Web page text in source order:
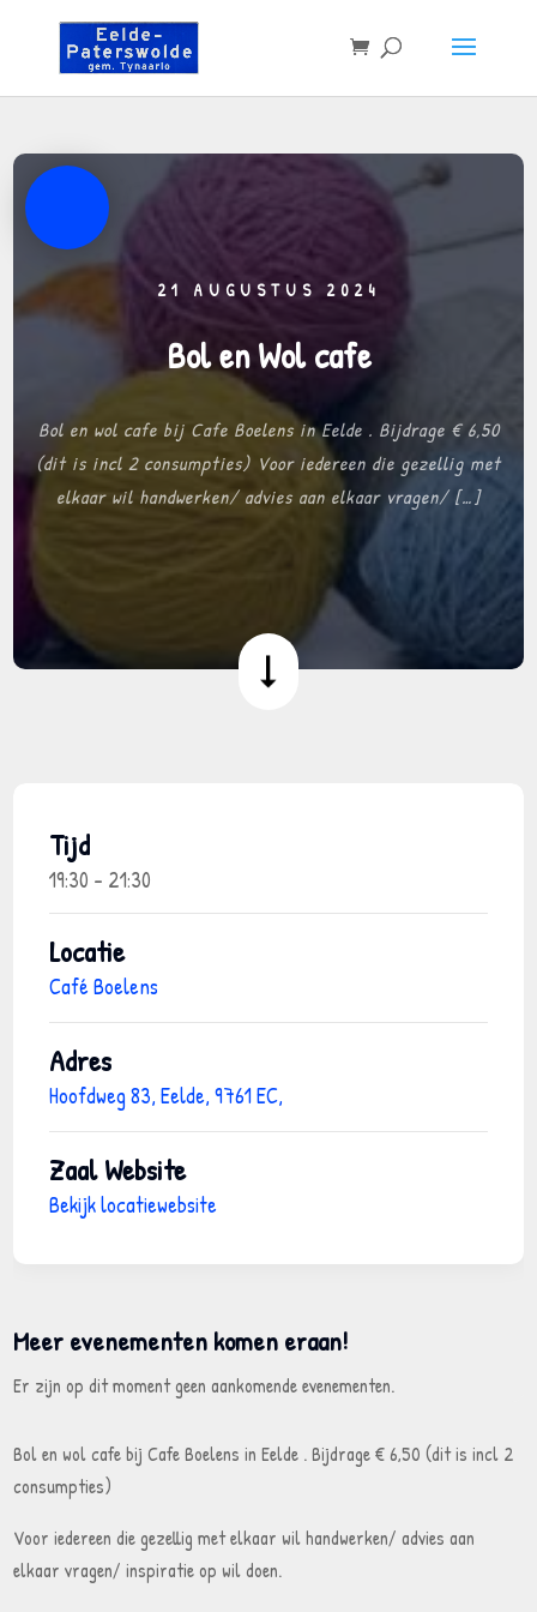
21 AUGUSTUS 2024
Bol en Wol cafe
Bol en wol cafe bij Cafe Boelens in Eelde . Bijdrage € 6,50
(dit is incl 2 consumpties) Voor iedereen die gezellig met
elkaar wil handwerken/ advies aan elkaar vragen/ […]
Tijd
19:30 - 21:30
Locatie
Café Boelens
Adres
Hoofdweg 83, Eelde, 9761 EC,
Zaal Website
Bekijk locatiewebsite
Meer evenementen komen eraan!
Er zijn op dit moment geen aankomende evenementen.
Bol en wol cafe bij Cafe Boelens in Eelde . Bijdrage € 6,50 (dit is incl 2
consumpties)
Voor iedereen die gezellig met elkaar wil handwerken/ advies aan
elkaar vragen/ inspiratie op wil doen.